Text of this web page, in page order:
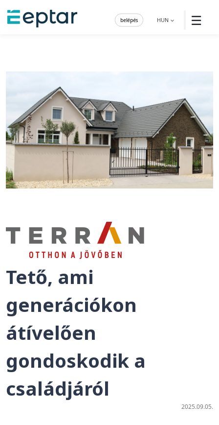
☰
HUN
belépés
Tető, ami
generációkon
átívelően
gondoskodik a
családjáról
2025.09.05.